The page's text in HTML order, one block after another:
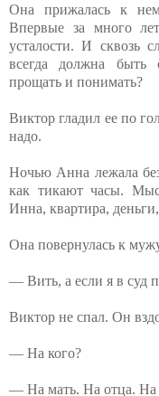
Она прижалась к
Впервые за много
усталости. И сквозь
всегда должна
прощать и понимать?
Виктор гладил ее по
надо.
Ночью Анна лежала
как тикают часы.
Инна, квартира,
Она повернулась к
— Вить, а если я в суд
Виктор не спал. Он
— На кого?
— На мать. На отца. На